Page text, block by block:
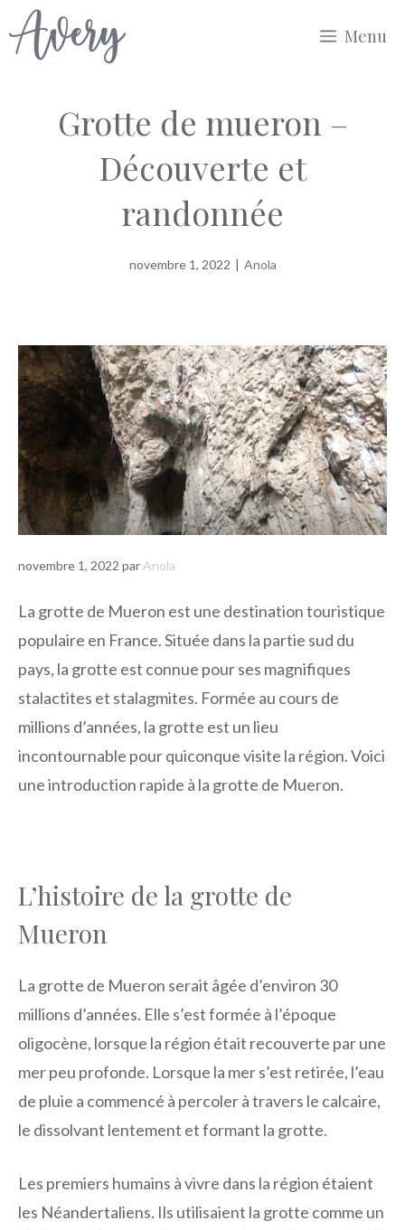
Aller
au
Menu
Grotte de mueron –
Découverte et
randonnée
novembre 1, 2022 | Anola
novembre 1, 2022 parAnola
La grotte de Mueron est une destination touristique
populaire en France. Située dans la partie sud du
pays, la grotte est connue pour ses magnifiques
stalactites et stalagmites. Formée au cours de
millions d’années, la grotte est un lieu
incontournable pour quiconque visite la région. Voici
une introduction rapide à la grotte de Mueron.
L’histoire de la grotte de
Mueron
La grotte de Mueron serait âgée d’environ 30
millions d’années. Elle s’est formée à l’époque
oligocène, lorsque la région était recouverte par une
mer peu profonde. Lorsque la mer s’est retirée, l’eau
de pluie a commencé à percoler à travers le calcaire,
le dissolvant lentement et formant la grotte.
Les premiers humains à vivre dans la région étaient
les Néandertaliens. Ils utilisaient la grotte comme un